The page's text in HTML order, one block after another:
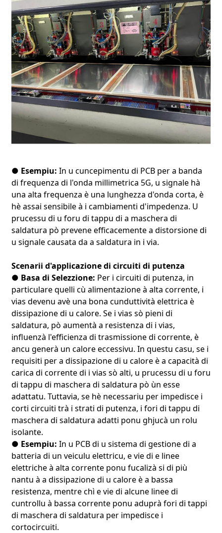
● Esempiu: In u cuncepimentu di PCB per a banda
di frequenza di l'onda millimetrica 5G, u signale hà
una alta frequenza è una lunghezza d'onda corta, è
hè assai sensibile à i cambiamenti d'impedenza. U
prucessu di u foru di tappu di a maschera di
saldatura pò prevene efficacemente a distorsione di
u signale causata da a saldatura in i via.
Scenarii d'applicazione di circuiti di putenza
● Basa di Selezzione: Per i circuiti di putenza, in
particulare quelli cù alimentazione à alta corrente, i
vias devenu avè una bona cunduttività elettrica è
dissipazione di u calore. Se i vias sò pieni di
saldatura, pò aumentà a resistenza di i vias,
influenzà l'efficienza di trasmissione di corrente, è
ancu generà un calore eccessivu. In questu casu, se i
requisiti per a dissipazione di u calore è a capacità di
carica di corrente di i vias sò alti, u prucessu di u foru
di tappu di maschera di saldatura pò ùn esse
adattatu. Tuttavia, se hè necessariu per impedisce i
corti circuiti trà i strati di putenza, i fori di tappu di
maschera di saldatura adatti ponu ghjucà un rolu
isolante.
● Esempiu: In u PCB di u sistema di gestione di a
batteria di un veiculu elettricu, e vie di e linee
elettriche à alta corrente ponu fucalizà si di più
nantu à a dissipazione di u calore è a bassa
resistenza, mentre chì e vie di alcune linee di
cuntrollu à bassa corrente ponu aduprà fori di tappi
di maschera di saldatura per impedisce i
cortocircuiti.